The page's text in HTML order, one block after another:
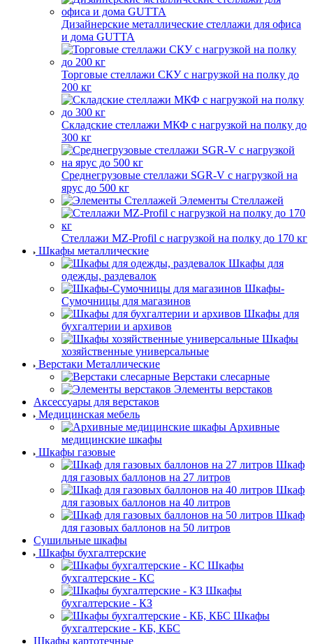
Дизайнерские металлические стеллажи для офиса
и дома GUTTA
Торговые стеллажи СКУ с нагрузкой на полку до
200 кг
Складские стеллажи МКФ с нагрузкой на полку до
300 кг
Среднегрузовые стеллажи SGR-V с нагрузкой на
ярус до 500 кг
Элементы Стеллажей
Стеллажи MZ-Profil с нагрузкой на полку до 170 кг
Шкафы металлические
Шкафы для
одежды, раздевалок
Шкафы-
Сумочницы для магазинов
Шкафы для
бухгалтерии и архивов
Шкафы
хозяйственные универсальные
Верстаки Металлические
Верстаки слесарные
Элементы верстаков
Аксессуары для верстаков
Медицинская мебель
Архивные
медицинские шкафы
Шкафы газовые
Шкаф
для газовых баллонов на 27 литров
Шкаф
для газовых баллонов на 40 литров
Шкаф
для газовых баллонов на 50 литров
Сушильные шкафы
Шкафы бухгалтерские
Шкафы
бухгалтерские - КС
Шкафы
бухгалтерские - КЗ
Шкафы
бухгалтерские - КБ, КБС
Шкафы картотечные